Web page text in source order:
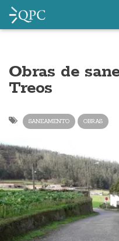
Obras de
Treos
SANEAMENTO OBRAS